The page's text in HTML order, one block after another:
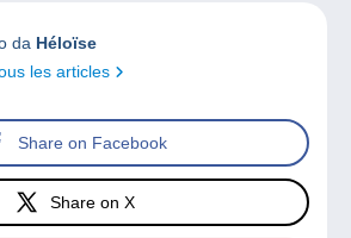
da Héloïse
les articles
Share on Facebook
Share on X